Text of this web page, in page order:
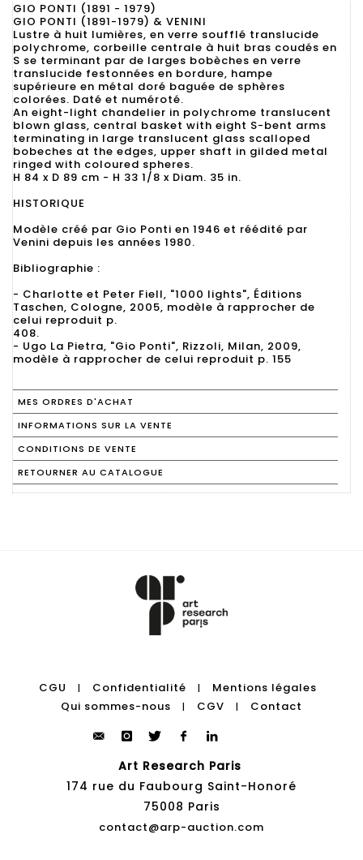
GIO PONTI (1891 - 1979)
GIO PONTI (1891-1979) & VENINI
Lustre à huit lumières, en verre soufflé translucide
polychrome, corbeille centrale à huit bras coudés en
S se terminant par de larges bobèches en verre
translucide festonnées en bordure, hampe
supérieure en métal doré baguée de sphères
colorées. Daté et numéroté.
An eight-light chandelier in polychrome translucent
blown glass, central basket with eight S-bent arms
terminating in large translucent glass scalloped
bobeches at the edges, upper shaft in gilded metal
ringed with coloured spheres.
H 84 x D 89 cm - H 33 1/8 x Diam. 35 in.
HISTORIQUE
Modèle créé par Gio Ponti en 1946 et réédité par
Venini depuis les années 1980.
Bibliographie :
- Charlotte et Peter Fiell, "1000 lights", Éditions
Taschen, Cologne, 2005, modèle à rapprocher de
celui reproduit p.
408.
- Ugo La Pietra, "Gio Ponti", Rizzoli, Milan, 2009,
modèle à rapprocher de celui reproduit p. 155
MES ORDRES D'ACHAT
INFORMATIONS SUR LA VENTE
CONDITIONS DE VENTE
RETOURNER AU CATALOGUE
CGU | Confidentialité |
Mentions légales
Qui sommes-nous
| CGV | Contact
Art Research Paris
174 rue du Faubourg Saint-Honoré
75008 Paris
contact@arp-auction.com